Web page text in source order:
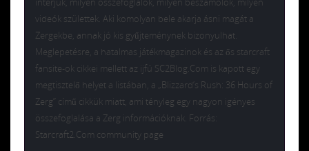
videók születtek. Aki komolyan bele akarja ásni magát a
Zergekbe, annak jó kis gyűjteménynek bizonyulhat.
Meglepetésre, a hatalmas játékmagazinok és az ős starcraft
fansite-ok cikkei mellett az ijfú SC2Blog.Com is kapott egy
megtisztelő helyet a listában, a „Blizzard’s Rush: 36 Hours of
Zerg” című cikkük miatt, ami tényleg egy nagyon igényes
összefoglalása a Zerg információknak. Forrás:
Starcraft2.Com community page